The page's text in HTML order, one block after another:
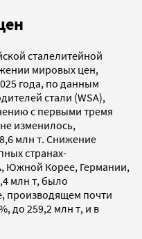
сталелитейной
мировых цен,
года, по данным
стали (WSA),
с первыми тремя
изменилось,
млн т. Снижение
странах-
Южной Корее, Германии,
млн т, было
производящем почти
до 259,2 млн т, и в